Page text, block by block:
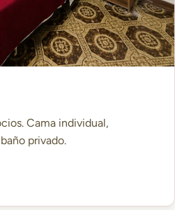
Cama individual,
privado.